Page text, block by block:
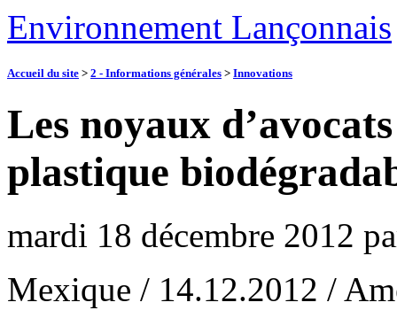
Environnement Lançonnais
Accueil du site > 2 - Informations générales > Innovations
Les noyaux
plastique
mardi 18 décembre 2012
Mexique / 14.12.2012 /